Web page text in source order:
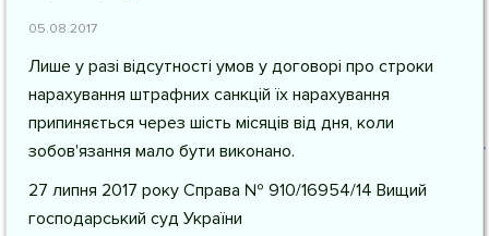
05.08.2017
Лише у разі відсутності умов у договорі про строки
нарахування штрафних санкцій їх нарахування
припиняється через шість місяців від дня, коли
зобов'язання мало бути виконано.
27 липня 2017 року Справа № 910/16954/14 Вищий
господарський суд України